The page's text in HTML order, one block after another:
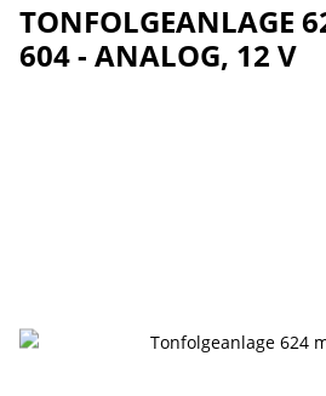
TONFOLGEANLAGE
604 - ANALOG, 12 V